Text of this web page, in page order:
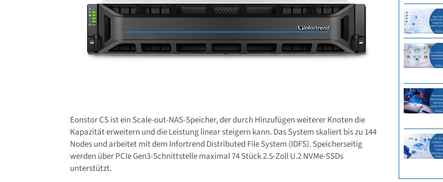
Eonstor CS ist ein Scale-out-NAS-Speicher, der durch Hinzufügen weiterer Knoten die
Kapazität erweitern und die Leistung linear steigern kann. Das System skaliert bis zu 144
Nodes und arbeitet mit dem Infortrend Distributed File System (IDFS). Speicherseitig
werden über PCIe Gen3-Schnittstelle maximal 74 Stück 2.5-Zoll U.2 NVMe-SSDs
unterstützt.